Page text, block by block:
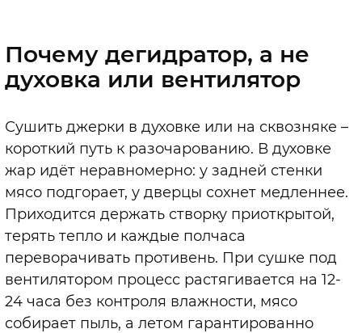
Почему дегидратор, а не
духовка или вентилятор
Сушить джерки в духовке или на сквозняке –
короткий путь к разочарованию. В духовке
жар идёт неравномерно: у задней стенки
мясо подгорает, у дверцы сохнет медленнее.
Приходится держать створку приоткрытой,
терять тепло и каждые полчаса
переворачивать противень. При сушке под
вентилятором процесс растягивается на 12-
24 часа без контроля влажности, мясо
собирает пыль, а летом гарантированно